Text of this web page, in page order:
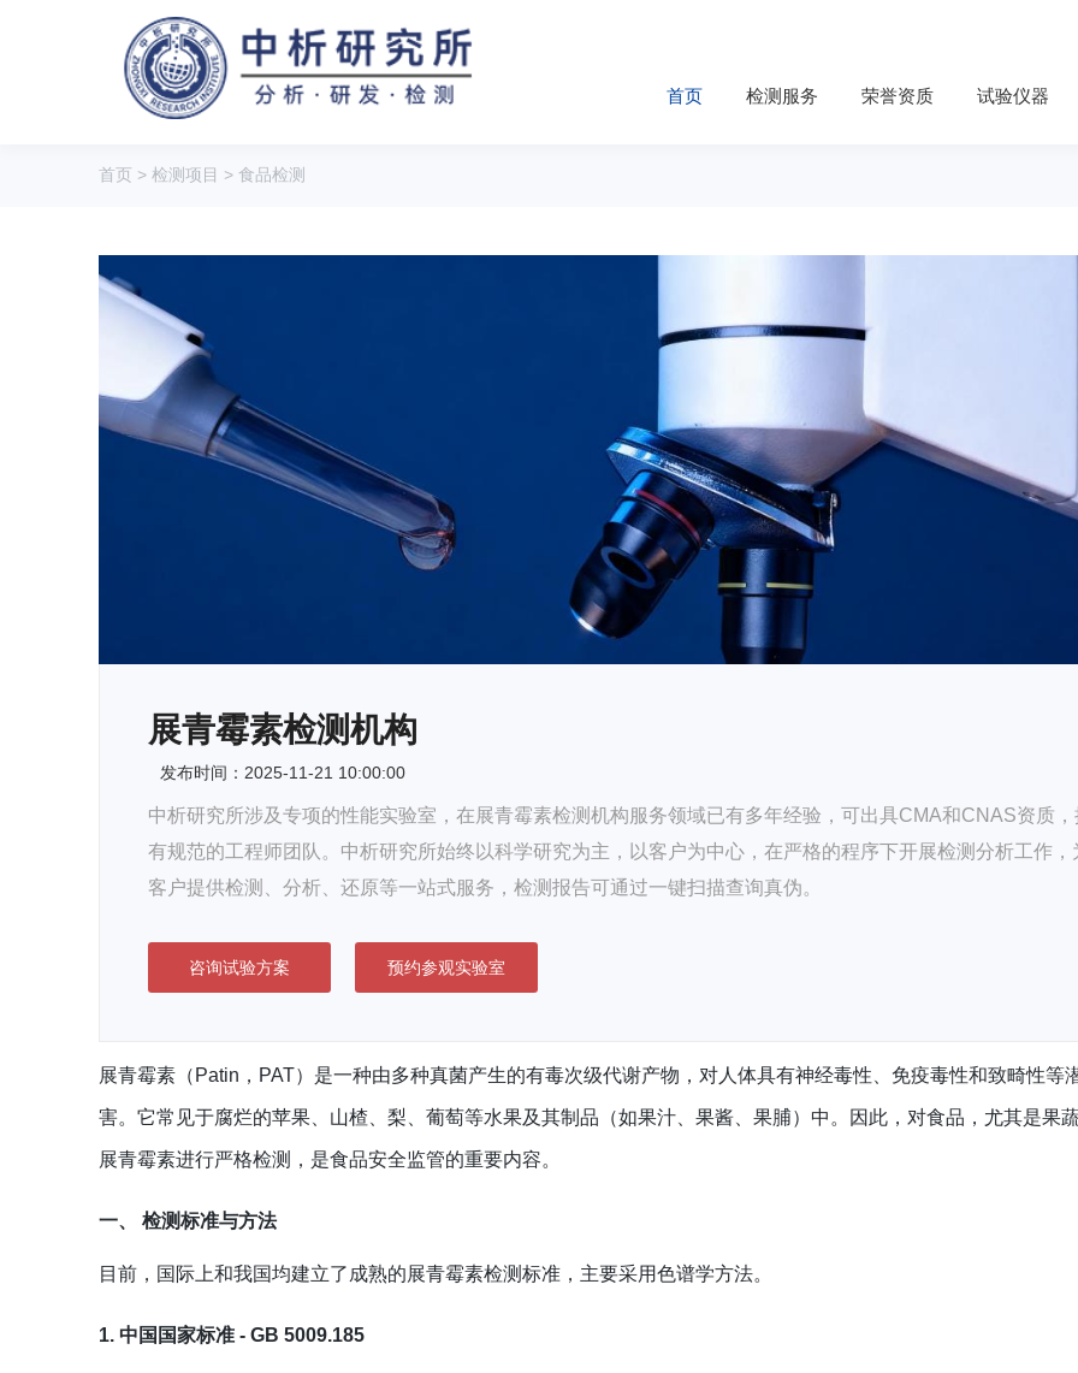
首页 检测服务 荣誉资质 试验仪器
首页 > 检测项目 > 食品检测
展青霉素检测机构
发布时间：2025-11-21 10:00:00
中析研究所涉及专项的性能实验室，在展青霉素检测机构服务领域已有多年经验，可出具CMA和CNAS资质，
有规范的工程师团队。中析研究所始终以科学研究为主，以客户为中心，在严格的程序下开展检测分析工作，
客户提供检测、分析、还原等一站式服务，检测报告可通过一键扫描查询真伪。
咨询试验方案 预约参观实验室
展青霉素（Patin，PAT）是一种由多种真菌产生的有毒次级代谢产物，对人体具有神经毒性、免疫毒性和致畸性等
害。它常见于腐烂的苹果、山楂、梨、葡萄等水果及其制品（如果汁、果酱、果脯）中。因此，对食品，尤其是果
展青霉素进行严格检测，是食品安全监管的重要内容。
一、 检测标准与方法
目前，国际上和我国均建立了成熟的展青霉素检测标准，主要采用色谱学方法。
1. 中国国家标准 - GB 5009.185